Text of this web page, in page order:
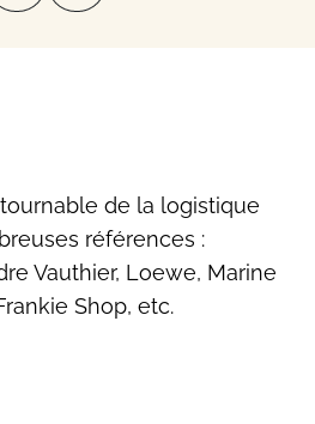
de la logistique
références :
Vauthier, Loewe, Marine
Shop, etc.